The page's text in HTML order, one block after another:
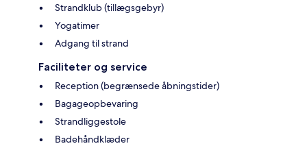
Strandklub (tillægsgebyr)
Yogatimer
Adgang til strand
Faciliteter og service
Reception (begrænsede åbningstider)
Bagageopbevaring
Strandliggestole
Badehåndklæder